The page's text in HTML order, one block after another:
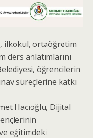
ilkokul, ortaöğretim
ders anlatımlarını
öğrencilerin
süreçlerine katkı
Hacıoğlu, Dijital
eğitimdeki